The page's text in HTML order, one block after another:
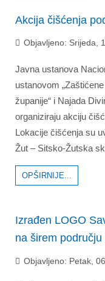
Akcija čišćenja
Objavljeno: Srijeda,
Javna ustanova
ustanovom
županije“ i Najada
organiziraju akciju
Lokacije čišćenja su
Žut – Sitsko-Žutska
OPŠIRNIJE...
Izrađen LOGO
na širem
Objavljeno: Petak,